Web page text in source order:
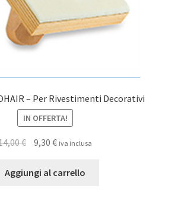
– Per Rivestimenti Decorativi
IN OFFERTA!
€
originale
9,30 €Il
attuale
iva inclusa
Aggiungi al carrello